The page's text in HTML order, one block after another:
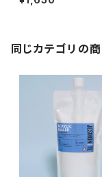
同じカテゴリの